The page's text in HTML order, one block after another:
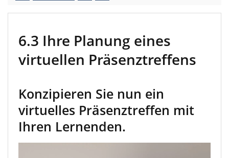
6.3 Ihre Planung eines
virtuellen Präsenztreffens
Konzipieren Sie nun ein
virtuelles Präsenztreffen mit
Ihren Lernenden.